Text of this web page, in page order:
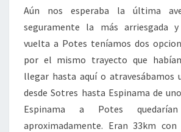
Aún nos esperaba la última
seguramente la más arriesgada
vuelta a Potes teníamos dos
por el mismo trayecto que
llegar hasta aquí o atravesábamos
desde Sotres hasta Espinama de
Espinama a Potes
aproximadamente. Eran 33km